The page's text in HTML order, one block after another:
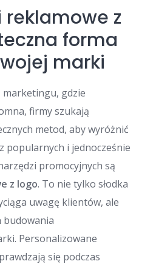
reklamowe z
forma
marki
marketingu, gdzie
firmy szukają
metod, aby wyróżnić
popularnych i jednocześnie
promocyjnych są
z logo. To nie tylko słodka
uwagę klientów, ale
Personalizowane
się podczas